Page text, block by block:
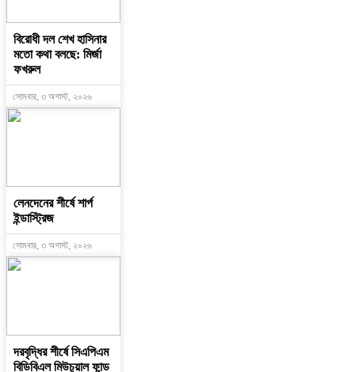
বিরোধী দল শেখ হাসিনার
মতো কথা বলছে: মির্জা
ফখরুল
সোমবার, ৩ অগাস্ট, ২০২৬
লেনদেনের শীর্ষে শার্প
ইন্ডাস্ট্রিজ
সোমবার, ৩ অগাস্ট, ২০২৬
দরবৃদ্ধির শীর্ষে সিএপিএম
বিডিবিএল মিউচুয়াল ফান্ড